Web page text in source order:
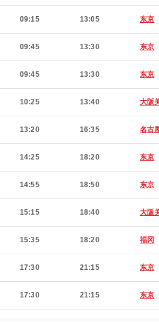
09:15 13:05 东京
09:45 13:30 东京
09:45 13:30 东京
10:25 13:40 大阪
13:20 16:35 名古
14:25 18:20 东京
14:55 18:50 东京
15:15 18:40 大阪
15:35 18:20 福冈
17:30 21:15 东京
17:30 21:15 东京